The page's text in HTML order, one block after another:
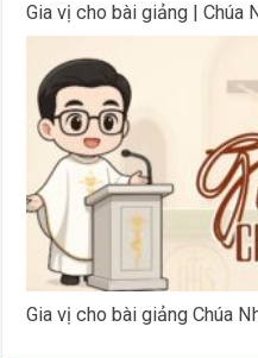
Gia vị cho bài giảng | Chúa
Gia vị cho bài giảng Chúa